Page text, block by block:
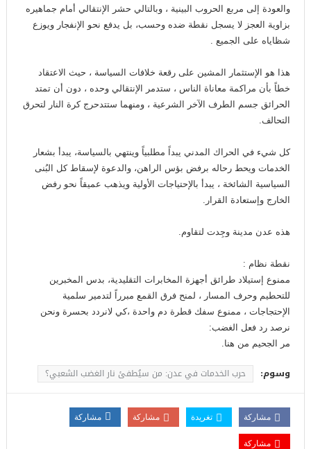
والعودة إلى مربع الحروب البينية ، وبالتالي حشر الإنتقالي أمام جماهيره
بزاوية العجز لا يسجل نقطة ضده وحسب، بل يدفع نحو الإنفجار ويوزع
شظاياه على الجميع .
هذا هو الإستثمار المشين على رقعة خلافات السياسة ، حيث الاعتقاد
خطاً بأن مراكمة معاناة الناس ، ستدمر الإنتقالي وحده ، دون أن تمتد
الحرائق جسم الطرف الآخر الشرعية ، ومنهما ستتدحرج كرة النار لتحرق
التحالف.
كل شيء في الحراك المدني يبداً مطلبياً وينتهي بالسياسة، يبدأ بشعار
الخدمات ويحط رحاله برفض بؤس الراهن، والدعوة لإسقاط كل البُنى
السياسية الشائخة ، يبدأ بالإحتياجات الأولية ويذهب عميقاً نحو رفض
الخارج وإستعادة القرار.
هذه عدن مدينة وجِدت لتقاوم.
نقطة نظام :
ممنوع إستيلاد طرائق أجهزة المخابرات التقليدية، بدس المخبرين
للتحطيم وحرف المسار ، لمنح فرق القمع مبرراً لتدمير سلمية
الإحتجاجات ، ممنوع سفك قطرة دم واحدة ،كي لانردد بحسرة ونحن
نرصد رد فعل الغضب:
مر الجحيم من هنا.
وسوم: حرب الخدمات في عدن: من سيُطفئ نار الغضب الشعبي؟
مشاركة تغريدة مشاركة مشاركة
مشاركة